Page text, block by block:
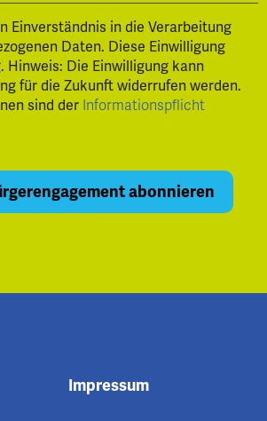
Einverständnis in die Verarbeitung
Daten. Diese Einwilligung
Die Einwilligung kann
für die Zukunft widerrufen werden.
sind der Informationspflicht
Impressum